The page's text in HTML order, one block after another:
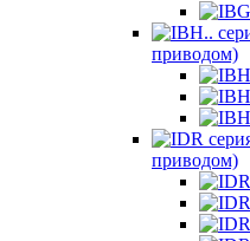
приводом)
приводом)